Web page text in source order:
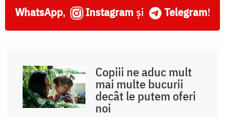
WhatsApp, Instagram și Telegram!
Copiii ne aduc mult
mai multe bucurii
decât le putem oferi
noi